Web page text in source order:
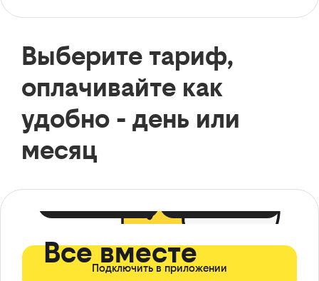
Выберите тариф,
оплачивайте как
удобно - день или
месяц
Все вместе
Подключить в приложении